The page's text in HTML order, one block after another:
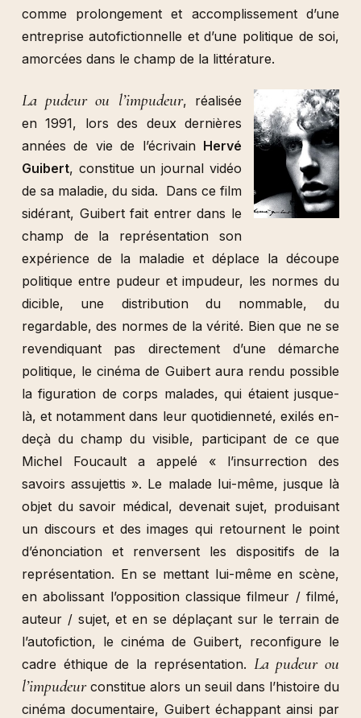
comme prolongement et accomplissement d’une
entreprise autofictionnelle et d’une politique de soi,
amorcées dans le champ de la littérature.
La pudeur ou l’impudeur, réalisée
en 1991, lors des deux dernières
années de vie de l’écrivain Hervé
Guibert, constitue un journal vidéo
de sa maladie, du sida. Dans ce film
sidérant, Guibert fait entrer dans le
champ de la représentation son
expérience de la maladie et déplace la découpe
politique entre pudeur et impudeur, les normes du
dicible, une distribution du nommable, du
regardable, des normes de la vérité. Bien que ne se
revendiquant pas directement d’une démarche
politique, le cinéma de Guibert aura rendu possible
la figuration de corps malades, qui étaient jusque-
là, et notamment dans leur quotidienneté, exilés en-
deçà du champ du visible, participant de ce que
Michel Foucault a appelé « l’insurrection des
savoirs assujettis ». Le malade lui-même, jusque là
objet du savoir médical, devenait sujet, produisant
un discours et des images qui retournent le point
d’énonciation et renversent les dispositifs de la
représentation. En se mettant lui-même en scène,
en abolissant l’opposition classique filmeur / filmé,
auteur / sujet, et en se déplaçant sur le terrain de
l’autofiction, le cinéma de Guibert, reconfigure le
cadre éthique de la représentation. La pudeur ou
l’impudeur constitue alors un seuil dans l’histoire du
cinéma documentaire, Guibert échappant ainsi par